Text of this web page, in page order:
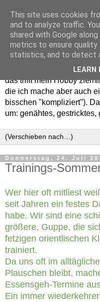
Willkommen in meinem
das trifft mein Hobby
die ich mache aber auch
bisschen "kompliziert").
um: genähtes,
Donnerstag, 24. Juli
Trainings-
Wer hier oft mitliest
seit Jahren ein festes
habe. Wir sind eine
größere, Guppe, die
fetzigen orientlischen
trainiert.
Da uns oft im
Plauschen bleibt,
Essensgeh-Termine
Ein immer
This site uses cookies
and to analyze traffic.
shared with Google
metrics to ensure quality
statistics, and to detect
LEARN